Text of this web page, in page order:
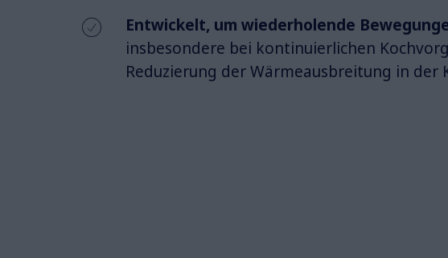
Entwickelt, um wiederholende
insbesondere bei kontinuierlichen
Reduzierung der Wärmeausbreitung in der